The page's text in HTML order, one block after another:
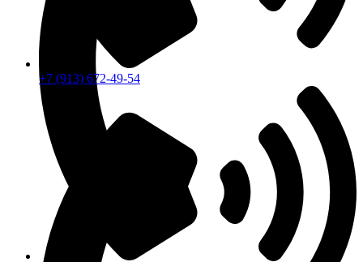
+7 (913) 672-49-54